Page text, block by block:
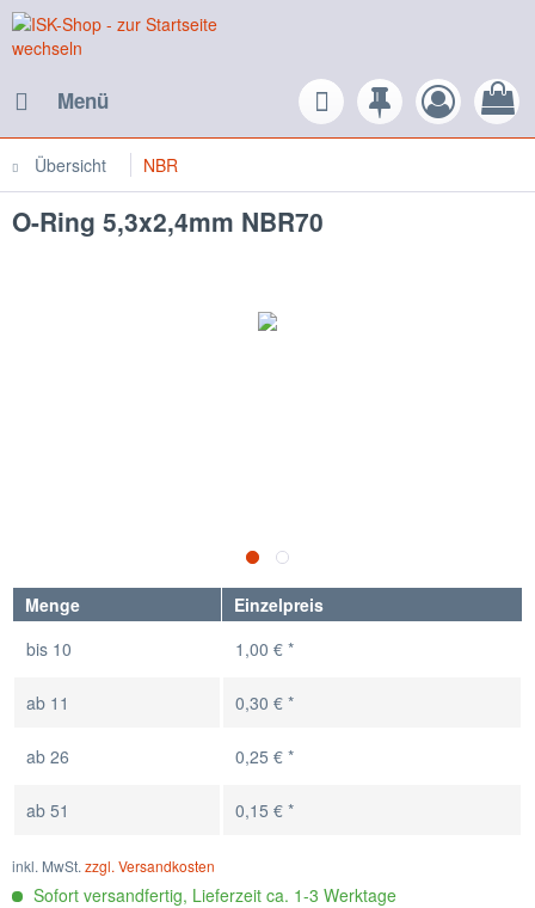
Menü
Übersicht NBR
O-Ring 5,3x2,4mm NBR70
Menge
Einzelpreis
bis 10 1,00 € *
ab 11 0,30 € *
ab 26 0,25 € *
ab 51 0,15 € *
inkl. MwSt. zzgl. Versandkosten
Sofort versandfertig, Lieferzeit ca. 1-3 Werktage